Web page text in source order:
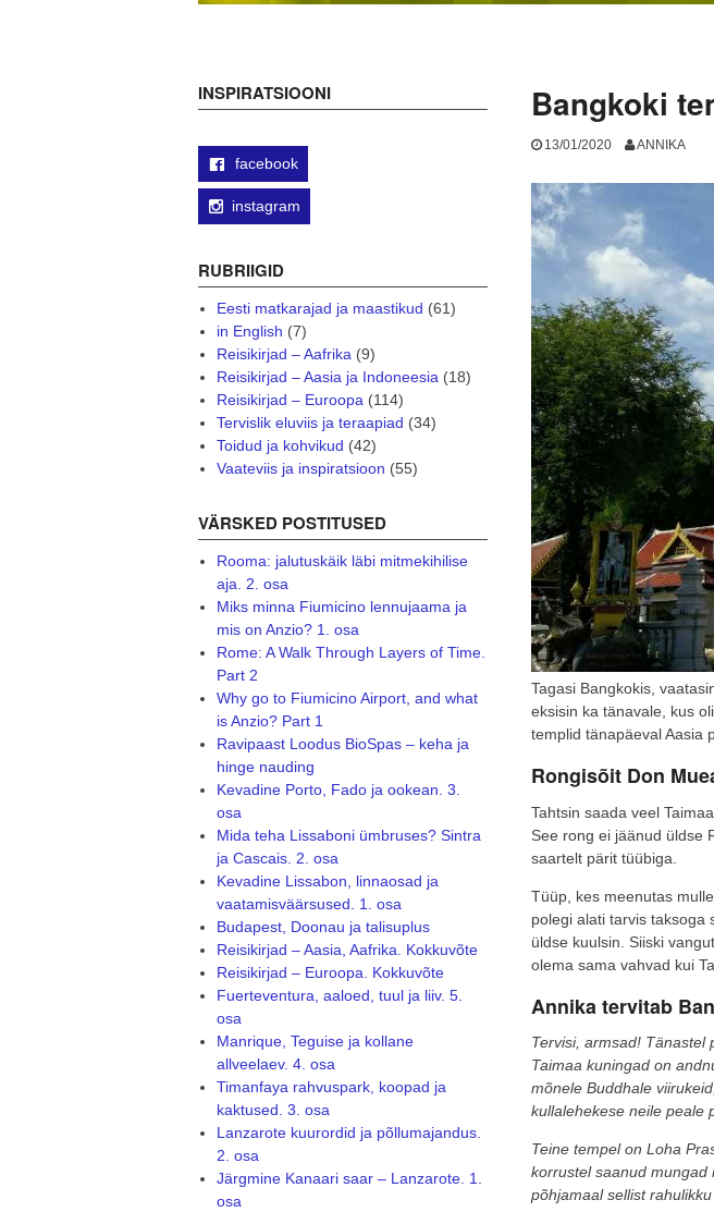
Bangkoki
13/01/2020 ANNIKA
Tagasi Bangkokis,
eksisin ka tänavale, kus
templid tänapäeval Aasia
Rongisõit Don
Tahtsin saada veel
See rong ei jäänud üldse
saartelt pärit tüübiga.
Tüüp, kes meenutas
polegi alati tarvis taksoga
üldse kuulsin. Siiski
olema sama vahvad kui
Annika tervitab
Tervisi, armsad! Tänastel
Taimaa kuningad on
mõnele Buddhale
kullalehekese neile peale
Teine tempel on Loha
korrustel saanud mungad
põhjamaal sellist
INSPIRATSIOONI
facebook
instagram
RUBRIIGID
Eesti matkarajad ja maastikud (61)
in English (7)
Reisikirjad – Aafrika(9)
Reisikirjad – Aasia ja Indoneesia(18)
Reisikirjad – Euroopa(114)
Tervislik eluviis ja teraapiad (34)
Toidud ja kohvikud (42)
Vaateviis ja inspiratsioon (55)
VÄRSKED POSTITUSED
Rooma: jalutuskäik läbi mitmekihilise
aja. 2. osa
Miks minna Fiumicino lennujaama ja
mis on Anzio? 1. osa
Rome: A Walk Through Layers of Time.
Part 2
Why go to Fiumicino Airport, and what
is Anzio? Part 1
Ravipaast Loodus BioSpas – keha ja
hinge nauding
Kevadine Porto, Fado ja ookean. 3.
osa
Mida teha Lissaboni ümbruses? Sintra
ja Cascais. 2. osa
Kevadine Lissabon, linnaosad ja
vaatamisväärsused. 1. osa
Budapest, Doonau ja talisuplus
Reisikirjad – Aasia, Aafrika. Kokkuvõte
Reisikirjad – Euroopa. Kokkuvõte
Fuerteventura, aaloed, tuul ja liiv. 5.
osa
Manrique, Teguise ja kollane
allveelaev. 4. osa
Timanfaya rahvuspark, koopad ja
kaktused. 3. osa
Lanzarote kuurordid ja põllumajandus.
2. osa
Järgmine Kanaari saar – Lanzarote. 1.
osa